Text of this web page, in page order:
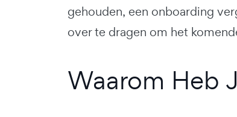
gehouden, een onboarding
over te dragen om het
Waarom Heb